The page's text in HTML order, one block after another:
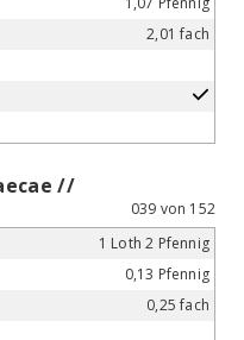
2,01 fach
//
039 von 152
1 Loth 2 Pfennig
0,13 Pfennig
0,25 fach